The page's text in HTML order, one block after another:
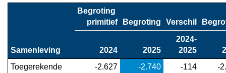
naar
overzicht
programma
Samenleving
Begroting
primitief
Begroting Verschil
2024 2025
2024-
2025
Toegerekende
-2.627 -2.740 -114 -